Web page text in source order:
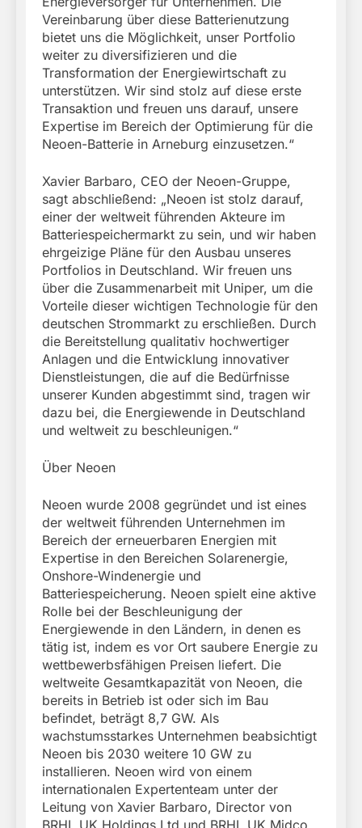
Vereinbarung über diese Batterienutzung
bietet uns die Möglichkeit, unser Portfolio
weiter zu diversifizieren und die
Transformation der Energiewirtschaft zu
unterstützen. Wir sind stolz auf diese erste
Transaktion und freuen uns darauf, unsere
Expertise im Bereich der Optimierung für die
Neoen-Batterie in Arneburg einzusetzen.“
Xavier Barbaro, CEO der Neoen-Gruppe,
sagt abschließend: „Neoen ist stolz darauf,
einer der weltweit führenden Akteure im
Batteriespeichermarkt zu sein, und wir haben
ehrgeizige Pläne für den Ausbau unseres
Portfolios in Deutschland. Wir freuen uns
über die Zusammenarbeit mit Uniper, um die
Vorteile dieser wichtigen Technologie für den
deutschen Strommarkt zu erschließen. Durch
die Bereitstellung qualitativ hochwertiger
Anlagen und die Entwicklung innovativer
Dienstleistungen, die auf die Bedürfnisse
unserer Kunden abgestimmt sind, tragen wir
dazu bei, die Energiewende in Deutschland
und weltweit zu beschleunigen.“
Über Neoen
Neoen wurde 2008 gegründet und ist eines
der weltweit führenden Unternehmen im
Bereich der erneuerbaren Energien mit
Expertise in den Bereichen Solarenergie,
Onshore-Windenergie und
Batteriespeicherung. Neoen spielt eine aktive
Rolle bei der Beschleunigung der
Energiewende in den Ländern, in denen es
tätig ist, indem es vor Ort saubere Energie zu
wettbewerbsfähigen Preisen liefert. Die
weltweite Gesamtkapazität von Neoen, die
bereits in Betrieb ist oder sich im Bau
befindet, beträgt 8,7 GW. Als
wachstumsstarkes Unternehmen beabsichtigt
Neoen bis 2030 weitere 10 GW zu
installieren. Neoen wird von einem
internationalen Expertenteam unter der
Leitung von Xavier Barbaro, Director von
BRHL UK Holdings Ltd und BRHL UK Midco